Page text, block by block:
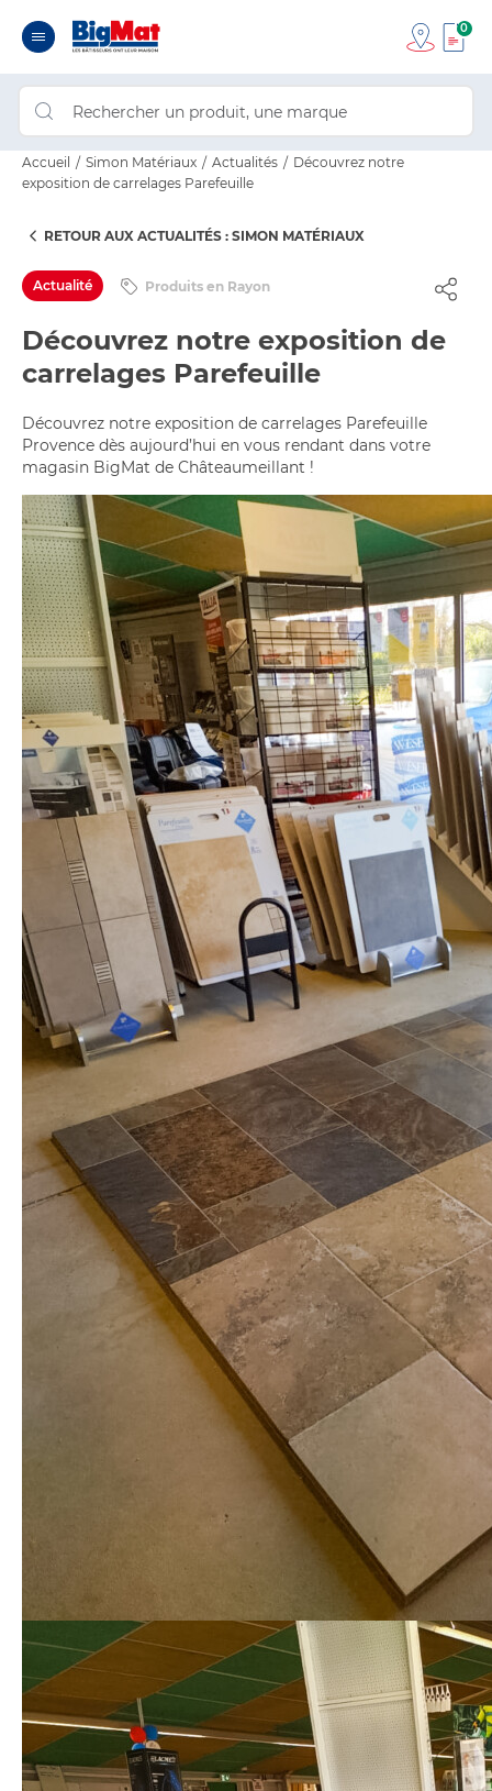
0
Accueil Simon Matériaux Actualités
Découvrez notre
exposition de carrelages Parefeuille
RETOUR AUX ACTUALITÉS : SIMON MATÉRIAUX
Actualité Produits en Rayon
Découvrez notre exposition de
carrelages Parefeuille
Découvrez notre exposition de carrelages Parefeuille
Provence dès aujourd’hui en vous rendant dans votre
magasin BigMat de Châteaumeillant !